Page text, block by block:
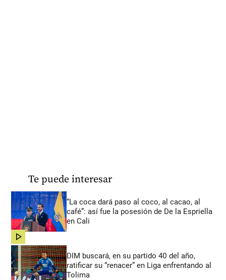
Te puede interesar
“La coca dará paso al coco, al cacao, al
café”: así fue la posesión de De la Espriella
en Cali
share
DIM buscará, en su partido 40 del año,
ratificar su “renacer” en Liga enfrentando al
Tolima